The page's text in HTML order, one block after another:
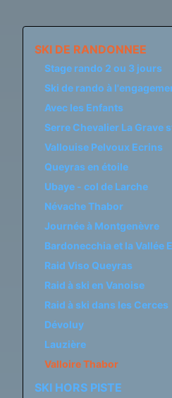
SKI DE RANDONNEE
Stage rando 2 ou 3 jours
Ski de rando à
Avec les Enfants
Serre Chevalier La Grave
Vallouise Pelvoux Ecrins
Queyras en étoile
Ubaye - col de Larche
Névache Thabor
Journée à Montgenèvre
Bardonecchia et la Vallée
Raid Viso Queyras
Raid à ski en Vanoise
Raid à ski dans les Cerces
Dévoluy
Lauzière
Valloire Thabor
SKI HORS PISTE